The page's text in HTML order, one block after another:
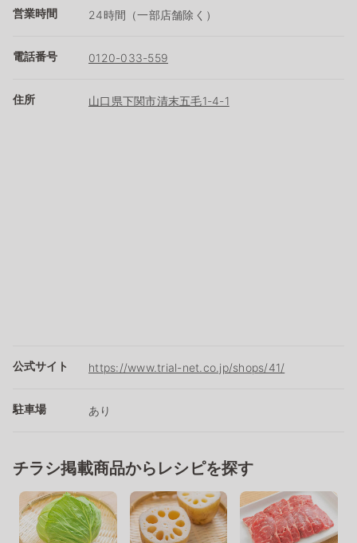
営業時間 24時間（一部店舗除く）
電話番号 0120-033-559
住所 山口県下関市清末五毛1-4-1
公式サイト https://www.trial-net.co.jp/shops/41/
駐車場 あり
チラシ掲載商品からレシピを探す